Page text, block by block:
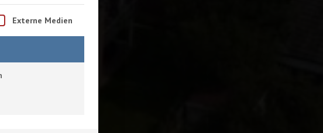
erteilt werden kann. Die erste Service-Gruppe ist essenziell
Externe Medien